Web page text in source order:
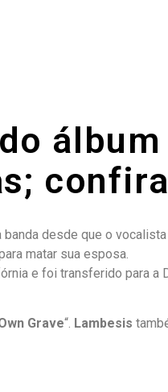
álbum
confira
banda desde que o vocalista
matar sua esposa.
e foi transferido para a
Grave“. Lambesis